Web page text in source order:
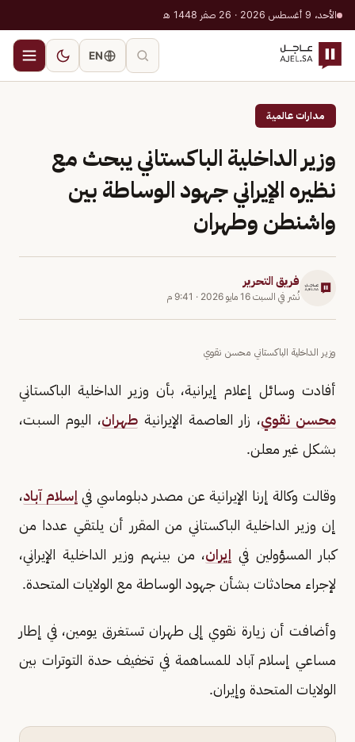
الأحد، 9 أغسطس 2026 · 26 صفر 1448 هـ
EN
مدارات عالمية
وزير الداخلية الباكستاني يبحث مع
نظيره الإيراني جهود الوساطة بين
واشنطن وطهران
فريق التحرير
نُشر في السبت 16 مايو 2026 · 9:41 م
وزير الداخلية الباكستاني محسن نقوي
أفادت وسائل إعلام إيرانية، بأن وزير الداخلية الباكستاني
محسن نقوي، زار العاصمة الإيرانية طهران، اليوم السبت،
بشكل غير معلن.
وقالت وكالة إرنا الإيرانية عن مصدر دبلوماسي في إسلام آباد،
إن وزير الداخلية الباكستاني من المقرر أن يلتقي عددا من
كبار المسؤولين في إيران، من بينهم وزير الداخلية الإیراني،
لإجراء محادثات بشأن جهود الوساطة مع الولايات المتحدة.
وأضافت أن زيارة نقوي إلى طهران تستغرق يومين، في إطار
مساعي إسلام آباد للمساهمة في تخفيف حدة التوترات بين
الولايات المتحدة وإيران.